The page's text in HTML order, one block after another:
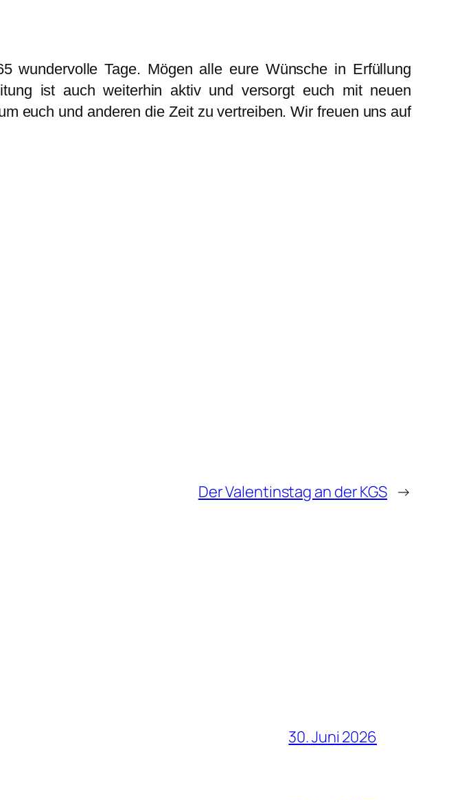
wundervolle Tage. Mögen alle eure Wünsche in Erfüllung
ist auch weiterhin aktiv und versorgt euch mit neuen
euch und anderen die Zeit zu vertreiben. Wir freuen uns auf
Der Valentinstag an der KGS →
30. Juni 2026